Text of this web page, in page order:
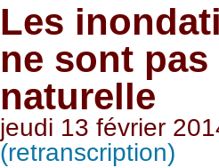
Les
ne sont
naturelle
jeudi 13 février
(retranscription)